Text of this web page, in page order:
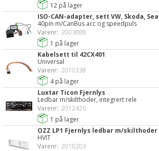
12 på lager
ISO-CAN-adapter, sett VW, Skoda,
40pin m/CanBus acc og speedpuls
Varenr: 2003888
1 på lager
Kabelsett til 42CX401
Universal
Varenr: 2010338
4på lager
Luxtar Ticon Fjernlys
Ledbar m/skilthoder, integrert rele
Varenr: 2012426
1 på lager
OZZ LP1 Fjernlys ledbar m/skilthoder
HVIT
Varenr: 2010203